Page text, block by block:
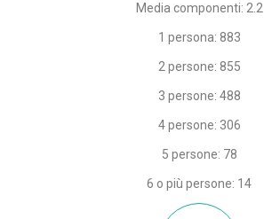
Media componenti: 2.2
1 persona: 883
2 persone: 855
3 persone: 488
4 persone: 306
5 persone: 78
6 o più persone: 14